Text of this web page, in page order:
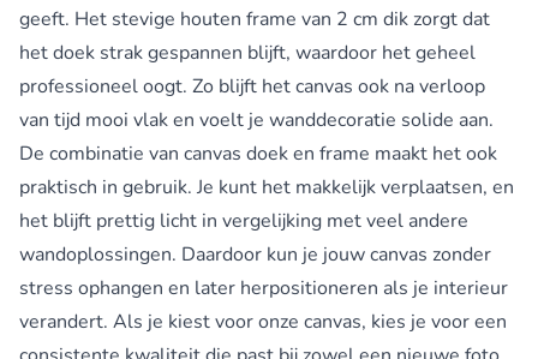
geeft. Het stevige houten frame van 2 cm dik zorgt dat
het doek strak gespannen blijft, waardoor het geheel
professioneel oogt. Zo blijft het canvas ook na verloop
van tijd mooi vlak en voelt je wanddecoratie solide aan.
De combinatie van canvas doek en frame maakt het ook
praktisch in gebruik. Je kunt het makkelijk verplaatsen, en
het blijft prettig licht in vergelijking met veel andere
wandoplossingen. Daardoor kun je jouw canvas zonder
stress ophangen en later herpositioneren als je interieur
verandert. Als je kiest voor onze canvas, kies je voor een